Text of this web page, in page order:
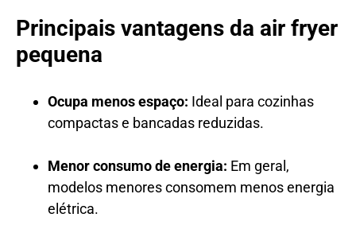
Principais vantagens da air fryer
pequena
Ocupa menos espaço: Ideal para cozinhas
compactas e bancadas reduzidas.
Menor consumo de energia: Em geral,
modelos menores consomem menos energia
elétrica.